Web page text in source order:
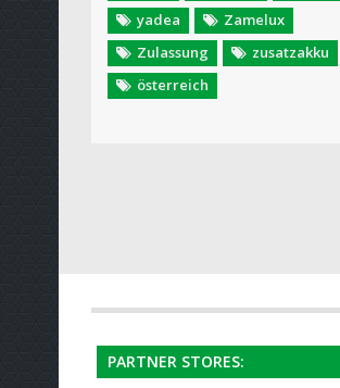
yadea
Zamelux
Zulassung
zusatzakku
österreich
PARTNER STORES: